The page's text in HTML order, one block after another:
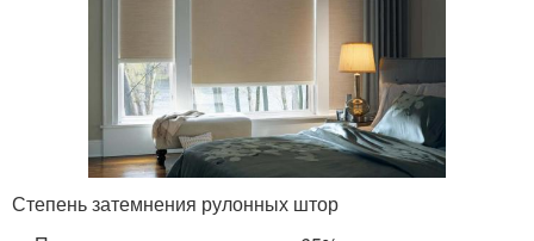
Степень затемнения рулонных штор